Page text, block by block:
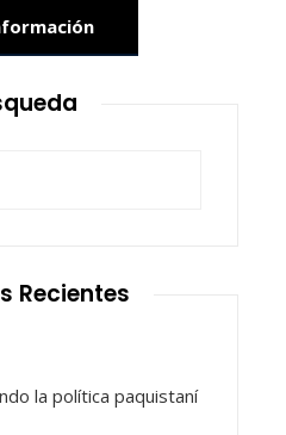
Recientes
la política paquistaní